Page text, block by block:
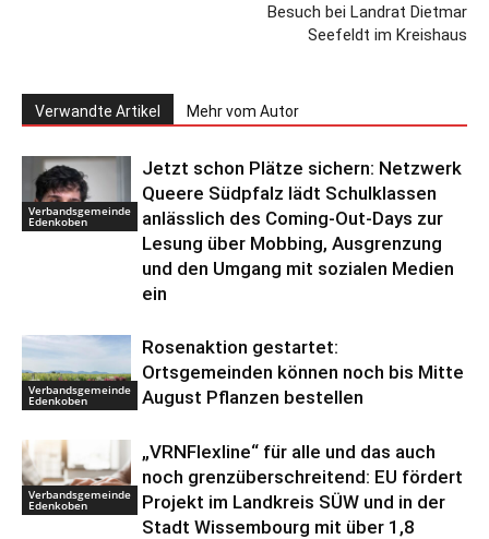
Besuch bei Landrat Dietmar
Seefeldt im Kreishaus
Verwandte Artikel Mehr vom Autor
Verbandsgemeinde
Edenkoben
Jetzt schon Plätze sichern: Netzwerk
Queere Südpfalz lädt Schulklassen
anlässlich des Coming-Out-Days zur
Lesung über Mobbing, Ausgrenzung
und den Umgang mit sozialen Medien
ein
Verbandsgemeinde
Edenkoben
Rosenaktion gestartet:
Ortsgemeinden können noch bis Mitte
August Pflanzen bestellen
Verbandsgemeinde
Edenkoben
„VRNFlexline“ für alle und das auch
noch grenzüberschreitend: EU fördert
Projekt im Landkreis SÜW und in der
Stadt Wissembourg mit über 1,8